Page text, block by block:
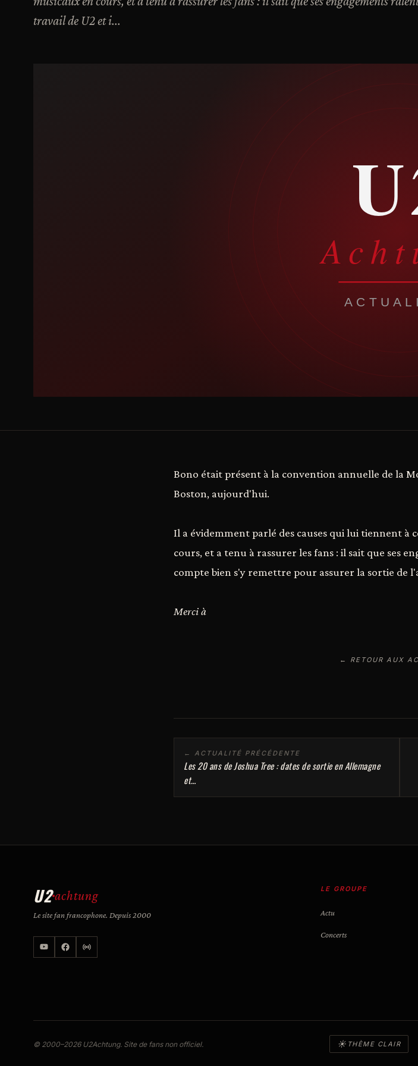
travail de U2 et i...
Bono était présent à la convention annuelle de la
Boston, aujourd'hui.
Il a évidemment parlé des causes qui lui tiennent à
cours, et a tenu à rassurer les fans : il sait que ses
compte bien s'y remettre pour assurer la sortie de
Merci à
← RETOUR AUX
← ACTUALITÉ PRÉCÉDENTE
Les 20 ans de Joshua Tree : dates de sortie en Allemagne
et…
U2achtung
Le site fan francophone. Depuis 2000
LE GROUPE
Actu
Concerts
© 2000–2026 U2Achtung. Site de fans non officiel. ☀ THÈME CLAIR